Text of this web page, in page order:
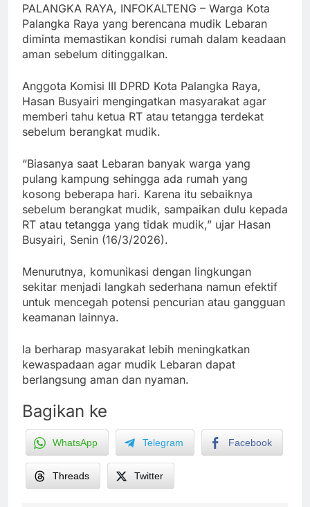
PALANGKA RAYA, INFOKALTENG – Warga Kota
Palangka Raya yang berencana mudik Lebaran
diminta memastikan kondisi rumah dalam keadaan
aman sebelum ditinggalkan.
Anggota Komisi III DPRD Kota Palangka Raya,
Hasan Busyairi mengingatkan masyarakat agar
memberi tahu ketua RT atau tetangga terdekat
sebelum berangkat mudik.
“Biasanya saat Lebaran banyak warga yang
pulang kampung sehingga ada rumah yang
kosong beberapa hari. Karena itu sebaiknya
sebelum berangkat mudik, sampaikan dulu kepada
RT atau tetangga yang tidak mudik,” ujar Hasan
Busyairi, Senin (16/3/2026).
Menurutnya, komunikasi dengan lingkungan
sekitar menjadi langkah sederhana namun efektif
untuk mencegah potensi pencurian atau gangguan
keamanan lainnya.
Ia berharap masyarakat lebih meningkatkan
kewaspadaan agar mudik Lebaran dapat
berlangsung aman dan nyaman.
Bagikan ke
WhatsApp Telegram Facebook
Threads Twitter